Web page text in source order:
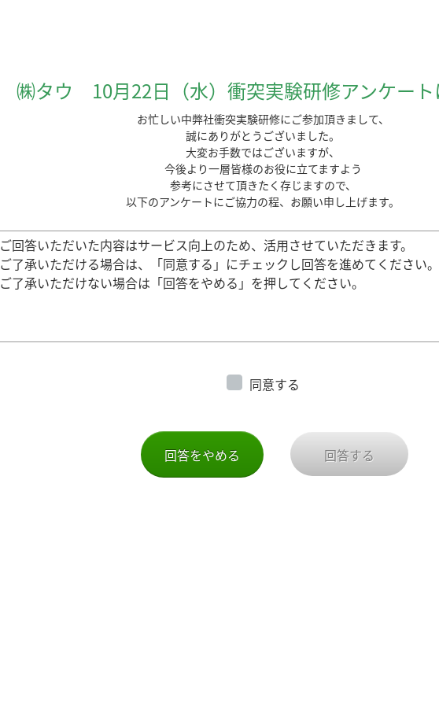
㈱タウ 10月22日（水）衝突実験研修アンケート
お忙しい中弊社衝突実験研修にご参加頂きまして、
誠にありがとうございました。
大変お手数ではございますが、
今後より一層皆様のお役に立てますよう
参考にさせて頂きたく存じますので、
以下のアンケートにご協力の程、お願い申し上げます。
ご回答いただいた内容はサービス向上のため、活用させていただきます。
ご了承いただける場合は、「同意する」にチェックし回答を進めてください。
ご了承いただけない場合は「回答をやめる」を押してください。
同意する
回答をやめる 回答する